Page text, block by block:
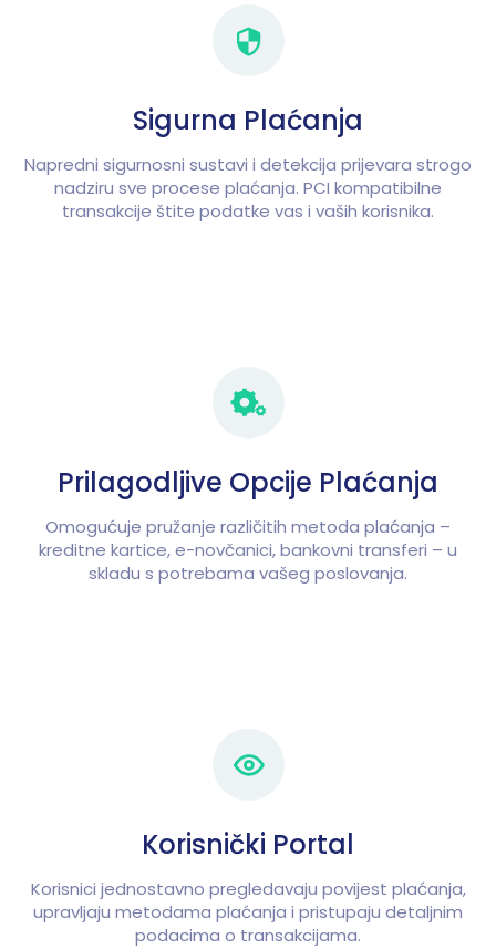
Sigurna Plaćanja
Napredni sigurnosni sustavi i detekcija prijevara strogo
nadziru sve procese plaćanja. PCI kompatibilne
transakcije štite podatke vas i vaših korisnika.
Prilagodljive Opcije Plaćanja
Omogućuje pružanje različitih metoda plaćanja –
kreditne kartice, e-novčanici, bankovni transferi – u
skladu s potrebama vašeg poslovanja.
Korisnički Portal
Korisnici jednostavno pregledavaju povijest plaćanja,
upravljaju metodama plaćanja i pristupaju detaljnim
podacima o transakcijama.